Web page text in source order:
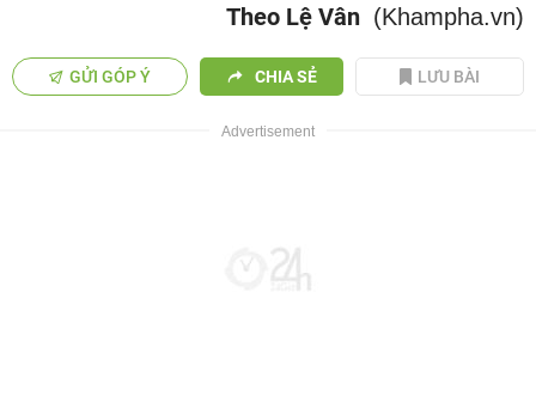
Theo Lệ Vân (Khampha.vn)
GỬI GÓP Ý CHIA SẺ LƯU BÀI